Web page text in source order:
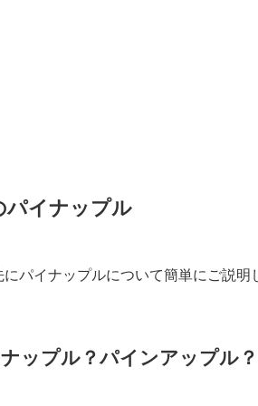
パイナップル
にパイナップルについて簡単にご説明
ップル？パインアップル？